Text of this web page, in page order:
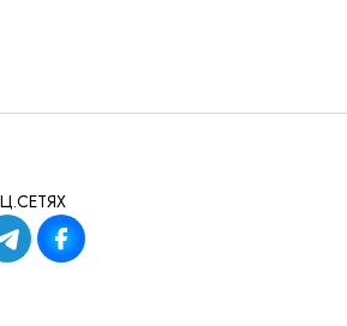
и плотное
так и для